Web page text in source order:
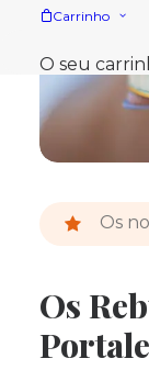
Carrinho
O seu
Os
Os